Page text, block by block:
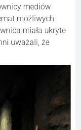
mediów
możliwych
miała ukryte
uważali, że